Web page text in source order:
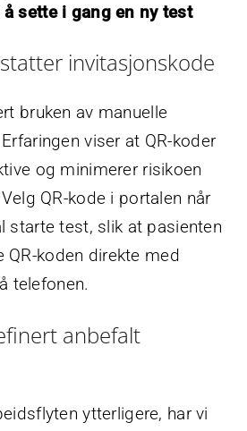
sette i gang en ny test
invitasjonskode
bruken av manuelle
viser at QR-koder
og minimerer risikoen
QR-kode i portalen når
starte test, slik at pasienten
QR-koden direkte med
telefonen.
anbefalt
ytterligere, har vi